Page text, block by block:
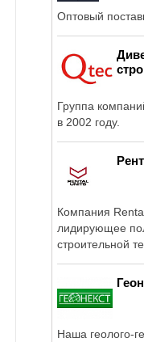
Оптовый
Группа
в 2002 году.
Компания
лидирующее
строительной
Наша геолого-